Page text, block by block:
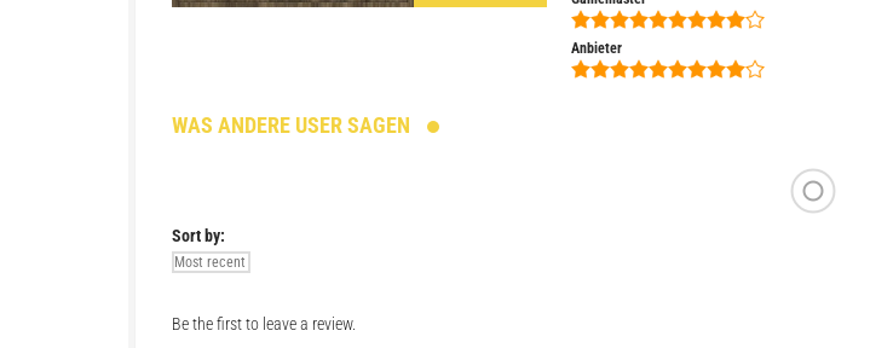
Anbieter
WAS ANDERE USER SAGEN
Sort by:
Be the first to leave a review.